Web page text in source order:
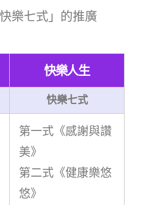
樂七式」的推廣
快樂人生
快樂七式
第一式《感謝與讚
美》
第二式《健康樂悠
悠》